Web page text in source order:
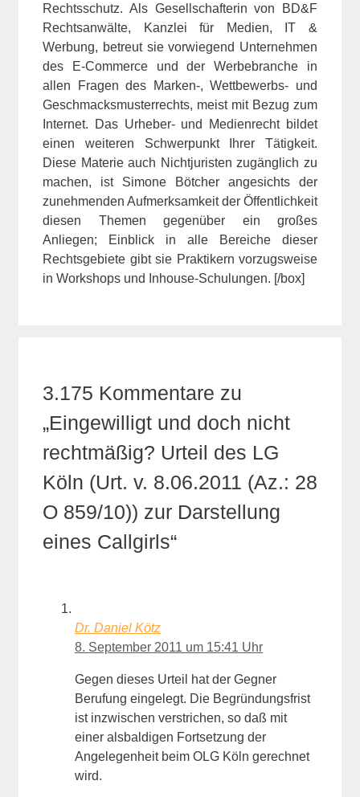
Rechtsschutz. Als Gesellschafterin von BD&F
Rechtsanwälte, Kanzlei für Medien, IT &
Werbung, betreut sie vorwiegend Unternehmen
des E-Commerce und der Werbebranche in
allen Fragen des Marken-, Wettbewerbs- und
Geschmacksmusterrechts, meist mit Bezug zum
Internet. Das Urheber- und Medienrecht bildet
einen weiteren Schwerpunkt Ihrer Tätigkeit.
Diese Materie auch Nichtjuristen zugänglich zu
machen, ist Simone Bötcher angesichts der
zunehmenden Aufmerksamkeit der Öffentlichkeit
diesen Themen gegenüber ein großes
Anliegen; Einblick in alle Bereiche dieser
Rechtsgebiete gibt sie Praktikern vorzugsweise
in Workshops und Inhouse-Schulungen. [/box]
3.175 Kommentare zu
„Eingewilligt und doch nicht
rechtmäßig? Urteil des LG
Köln (Urt. v. 8.06.2011 (Az.: 28
O 859/10)) zur Darstellung
eines Callgirls“
Dr. Daniel Kötz
8. September 2011 um 15:41 Uhr
Gegen dieses Urteil hat der Gegner
Berufung eingelegt. Die Begründungsfrist
ist inzwischen verstrichen, so daß mit
einer alsbaldigen Fortsetzung der
Angelegenheit beim OLG Köln gerechnet
wird.